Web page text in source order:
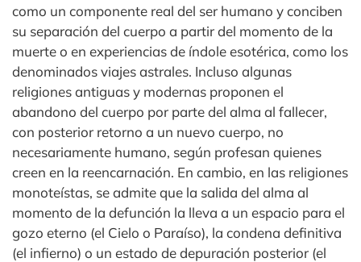
como un componente real del ser humano y conciben
su separación del cuerpo a partir del momento de la
muerte o en experiencias de índole esotérica, como los
denominados viajes astrales. Incluso algunas
religiones antiguas y modernas proponen el
abandono del cuerpo por parte del alma al fallecer,
con posterior retorno a un nuevo cuerpo, no
necesariamente humano, según profesan quienes
creen en la reencarnación. En cambio, en las religiones
monoteístas, se admite que la salida del alma al
momento de la defunción la lleva a un espacio para el
gozo eterno (el Cielo o Paraíso), la condena definitiva
(el infierno) o un estado de depuración posterior (el